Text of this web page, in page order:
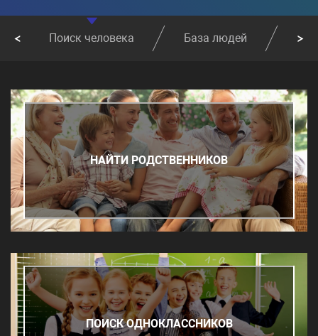
Поиск человека База людей
НАЙТИ РОДСТВЕННИКОВ
ПОИСК ОДНОКЛАССНИКОВ